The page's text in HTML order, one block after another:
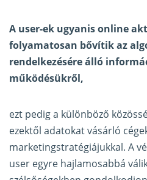
A user-ek ugyanis online
folyamatosan bővítik az
rendelkezésére álló
működésükről,
ezt pedig a különböző
ezektől adatokat vásárló
marketingstratégiájukkal. A
user egyre hajlamosabbá